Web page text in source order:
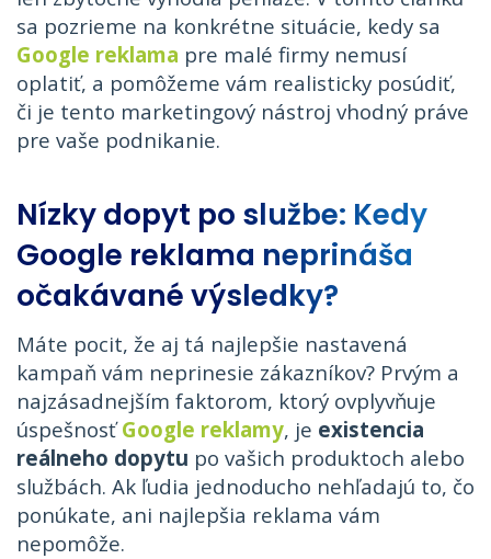
sa pozrieme na konkrétne situácie, kedy sa
Google reklama pre malé firmy nemusí
oplatiť, a pomôžeme vám realisticky posúdiť,
či je tento marketingový nástroj vhodný práve
pre vaše podnikanie.
Nízky dopyt po službe: Kedy
Google reklama neprináša
očakávané výsledky?
Máte pocit, že aj tá najlepšie nastavená
kampaň vám neprinesie zákazníkov? Prvým a
najzásadnejším faktorom, ktorý ovplyvňuje
úspešnosťGoogle reklamy, je existencia
reálneho dopytu po vašich produktoch alebo
službách. Ak ľudia jednoducho nehľadajú to, čo
ponúkate, ani najlepšia reklama vám
nepomôže.